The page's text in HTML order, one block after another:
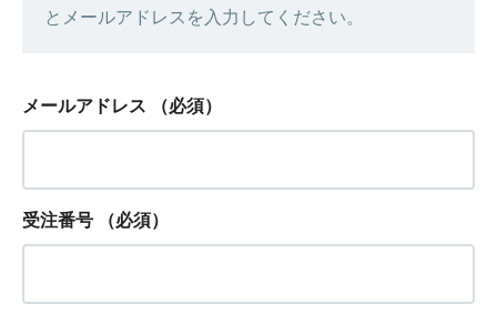
とメールアドレスを入力してください。
メールアドレス （必須）
受注番号 （必須）